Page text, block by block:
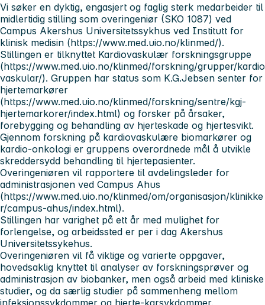
Vi søker en dyktig, engasjert og faglig sterk medarbeider til
midlertidig stilling som overingeniør (SKO 1087) ved
Campus Akershus Universitetssykhus ved Institutt for
klinisk medisin (https://www.med.uio.no/klinmed/).
Stillingen er tilknyttet Kardiovaskulær forskningsgruppe
(https://www.med.uio.no/klinmed/forskning/grupper/kardio
vaskular/). Gruppen har status som K.G.Jebsen senter for
hjertemarkører
(https://www.med.uio.no/klinmed/forskning/sentre/kgj-
hjertemarkorer/index.html) og forsker på årsaker,
forebygging og behandling av hjerteskade og hjertesvikt.
Gjennom forskning på kardiovaskulære biomarkører og
kardio-onkologi er gruppens overordnede mål å utvikle
skreddersydd behandling til hjertepasienter.
Overingeniøren vil rapportere til avdelingsleder for
administrasjonen ved Campus Ahus
(https://www.med.uio.no/klinmed/om/organisasjon/klinikke
r/campus-ahus/index.html).
Stillingen har varighet på ett år med mulighet for
forlengelse, og arbeidssted er per i dag Akershus
Universitetssykehus.
Overingeniøren vil få viktige og varierte oppgaver,
hovedsaklig knyttet til analyser av forskningsprøver og
administrasjon av biobanker, men også arbeid med kliniske
studier, og da særlig studier på sammenheng mellom
infeksjonssykdommer og hjerte-karsykdommer.